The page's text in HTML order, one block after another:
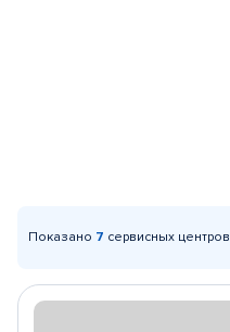
Показано 7 сервисных центров